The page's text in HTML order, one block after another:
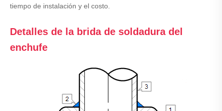
tiempo de instalación y el costo.
Detalles de la brida de soldadura del
enchufe